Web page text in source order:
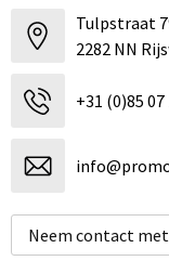
Tulpstraat
2282 NN
+31 (0)85 07
Neem contact